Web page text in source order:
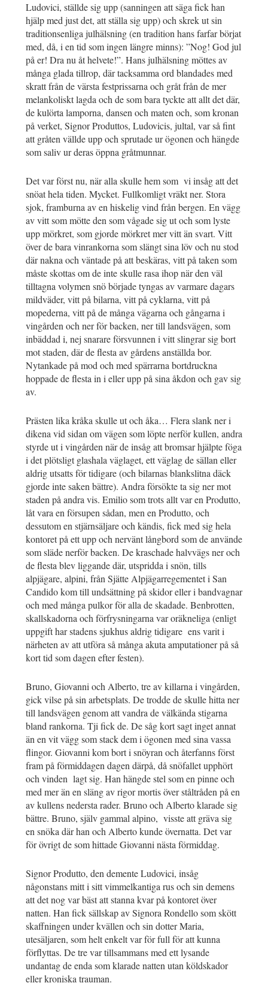
Ludovici, ställde sig upp (sanningen att säga fick han
hjälp med just det, att ställa sig upp) och skrek ut sin
traditionsenliga julhälsning (en tradition hans farfar börjat
med, då, i en tid som ingen längre minns): ”Nog! God jul
på er! Dra nu åt helvete!”. Hans julhälsning möttes av
många glada tillrop, där tacksamma ord blandades med
skratt från de värsta festprissarna och gråt från de mer
melankoliskt lagda och de som bara tyckte att allt det där,
de kulörta lamporna, dansen och maten och, som kronan
på verket, Signor Produttos, Ludovicis, jultal, var så fint
att gråten vällde upp och sprutade ur ögonen och hängde
som saliv ur deras öppna gråtmunnar.
Det var först nu, när alla skulle hem som vi insåg att det
snöat hela tiden. Mycket. Fullkomligt vräkt ner. Stora
sjok, framburna av en hiskelig vind från bergen. En vägg
av vitt som mötte den som vågade sig ut och som lyste
upp mörkret, som gjorde mörkret mer vitt än svart. Vitt
över de bara vinrankorna som slängt sina löv och nu stod
där nakna och väntade på att beskäras, vitt på taken som
måste skottas om de inte skulle rasa ihop när den väl
tilltagna volymen snö började tyngas av varmare dagars
mildväder, vitt på bilarna, vitt på cyklarna, vitt på
mopederna, vitt på de många vägarna och gångarna i
vingården och ner för backen, ner till landsvägen, som
inbäddad i, nej snarare försvunnen i vitt slingrar sig bort
mot staden, där de flesta av gårdens anställda bor.
Nytankade på mod och med spärrarna bortdruckna
hoppade de flesta in i eller upp på sina åkdon och gav sig
av.
Prästen lika kråka skulle ut och åka… Flera slank ner i
dikena vid sidan om vägen som löpte nerför kullen, andra
styrde ut i vingården när de insåg att bromsar hjälpte föga
i det plötsligt glashala väglaget, ett väglag de sällan eller
aldrig utsatts för tidigare (och bilarnas blankslitna däck
gjorde inte saken bättre). Andra försökte ta sig ner mot
staden på andra vis. Emilio som trots allt var en Produtto,
låt vara en försupen sådan, men en Produtto, och
dessutom en stjärnsäljare och kändis, fick med sig hela
kontoret på ett upp och nervänt långbord som de använde
som släde nerför backen. De kraschade halvvägs ner och
de flesta blev liggande där, utspridda i snön, tills
alpjägare, alpini, från Sjätte Alpjägarregementet i San
Candido kom till undsättning på skidor eller i bandvagnar
och med många pulkor för alla de skadade. Benbrotten,
skallskadorna och förfrysningarna var oräkneliga (enligt
uppgift har stadens sjukhus aldrig tidigare ens varit i
närheten av att utföra så många akuta amputationer på så
kort tid som dagen efter festen).
Bruno, Giovanni och Alberto, tre av killarna i vingården,
gick vilse på sin arbetsplats. De trodde de skulle hitta ner
till landsvägen genom att vandra de välkända stigarna
bland rankorna. Tji fick de. De såg kort sagt inget annat
än en vit vägg som stack dem i ögonen med sina vassa
flingor. Giovanni kom bort i snöyran och återfanns först
fram på förmiddagen dagen därpå, då snöfallet upphört
och vinden lagt sig. Han hängde stel som en pinne och
med mer än en släng av rigor mortis över ståltråden på en
av kullens nedersta rader. Bruno och Alberto klarade sig
bättre. Bruno, själv gammal alpino, visste att gräva sig
en snöka där han och Alberto kunde övernatta. Det var
för övrigt de som hittade Giovanni nästa förmiddag.
Signor Produtto, den demente Ludovici, insåg
någonstans mitt i sitt vimmelkantiga rus och sin demens
att det nog var bäst att stanna kvar på kontoret över
natten. Han fick sällskap av Signora Rondello som skött
skaffningen under kvällen och sin dotter Maria,
utesäljaren, som helt enkelt var för full för att kunna
förflyttas. De tre var tillsammans med ett lysande
undantag de enda som klarade natten utan köldskador
eller kroniska trauman.